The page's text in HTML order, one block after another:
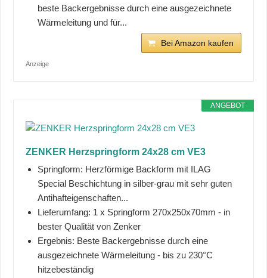
beste Backergebnisse durch eine ausgezeichnete
Wärmeleitung und für...
Bei Amazon kaufen
Anzeige
ANGEBOT
ZENKER Herzspringform 24x28 cm VE3
Springform: Herzförmige Backform mit ILAG
Special Beschichtung in silber-grau mit sehr guten
Antihafteigenschaften...
Lieferumfang: 1 x Springform 270x250x70mm - in
bester Qualität von Zenker
Ergebnis: Beste Backergebnisse durch eine
ausgezeichnete Wärmeleitung - bis zu 230°C
hitzebeständig